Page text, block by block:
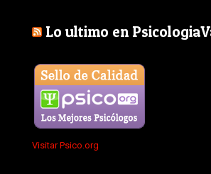
Lo ultimo en
Visitar Psico.org